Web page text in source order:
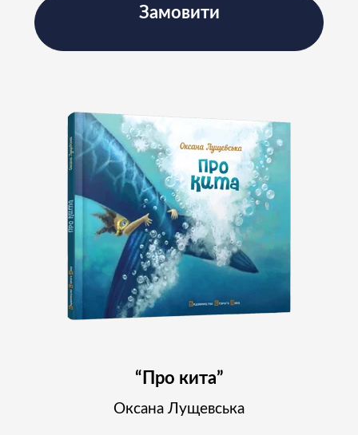
Замовити
“Про кита”
Оксана Лущевська